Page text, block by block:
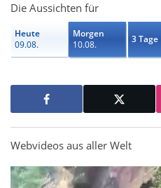
Die Aussichten für
Heute
09.08.
Morgen
10.08.
3 Tage
Webvideos aus aller Welt